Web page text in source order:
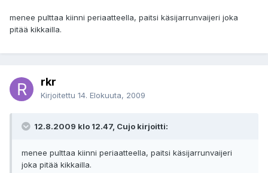
menee pulttaa kiinni periaatteella, paitsi käsijarrunvaijeri joka
pitää kikkailla.
rkr
Kirjoitettu 14. Elokuuta, 2009
12.8.2009 klo 12.47, Cujo kirjoitti:
menee pulttaa kiinni periaatteella, paitsi käsijarrunvaijeri
joka pitää kikkailla.